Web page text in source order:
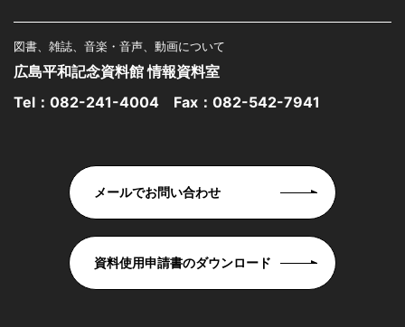
図書、雑誌、音楽・音声、動画について
広島平和記念資料館 情報資料室
Tel： 082-241-4004 Fax：082-542-7941
メールでお問い合わせ
資料使用申請書のダウンロード